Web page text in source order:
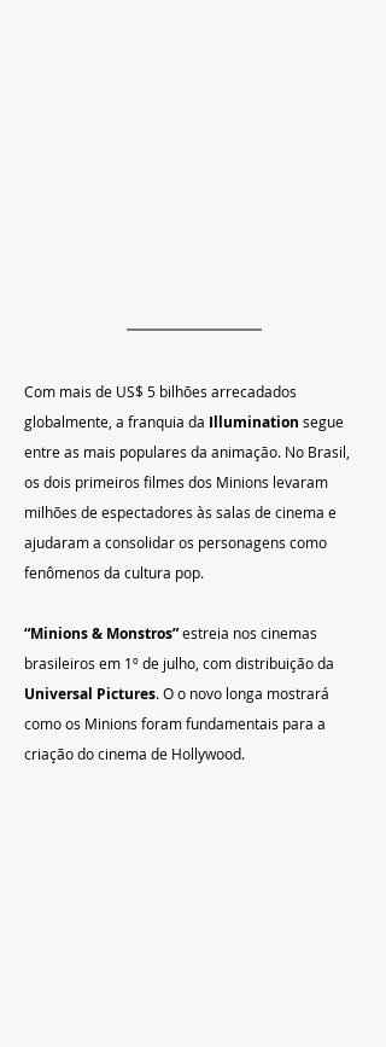
Com mais de US$ 5 bilhões arrecadados
globalmente, a franquia da Illumination segue
entre as mais populares da animação. No Brasil,
os dois primeiros filmes dos Minions levaram
milhões de espectadores às salas de cinema e
ajudaram a consolidar os personagens como
fenômenos da cultura pop.
“Minions & Monstros” estreia nos cinemas
brasileiros em 1º de julho, com distribuição da
Universal Pictures. O o novo longa mostrará
como os Minions foram fundamentais para a
criação do cinema de Hollywood.